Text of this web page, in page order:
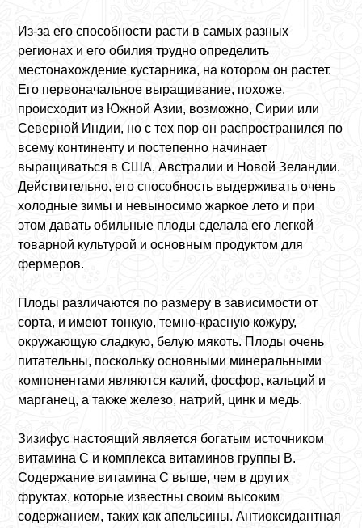
Из-за его способности расти в самых разных
регионах и его обилия трудно определить
местонахождение кустарника, на котором он растет.
Его первоначальное выращивание, похоже,
происходит из Южной Азии, возможно, Сирии или
Северной Индии, но с тех пор он распространился по
всему континенту и постепенно начинает
выращиваться в США, Австралии и Новой Зеландии.
Действительно, его способность выдерживать очень
холодные зимы и невыносимо жаркое лето и при
этом давать обильные плоды сделала его легкой
товарной культурой и основным продуктом для
фермеров.
Плоды различаются по размеру в зависимости от
сорта, и имеют тонкую, темно-красную кожуру,
окружающую сладкую, белую мякоть. Плоды очень
питательны, поскольку основными минеральными
компонентами являются калий, фосфор, кальций и
марганец, а также железо, натрий, цинк и медь.
Зизифус настоящий является богатым источником
витамина С и комплекса витаминов группы В.
Содержание витамина С выше, чем в других
фруктах, которые известны своим высоким
содержанием, таких как апельсины. Антиоксидантная